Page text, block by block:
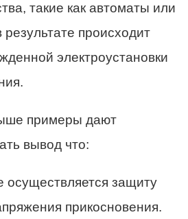
такие как автоматы или
происходит
электроустановки
примеры дают
вывод что:
защиту
прикосновения.